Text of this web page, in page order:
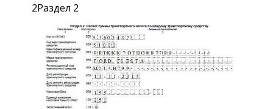
2Раздел 2